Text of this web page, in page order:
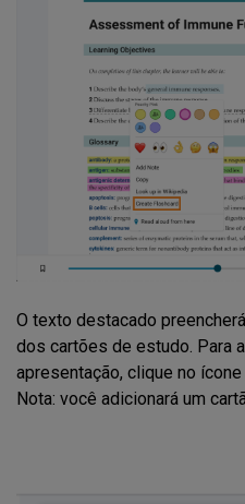
O texto destacado
dos cartões de estudo. Para
apresentação, clique no
Nota: você adicionará um